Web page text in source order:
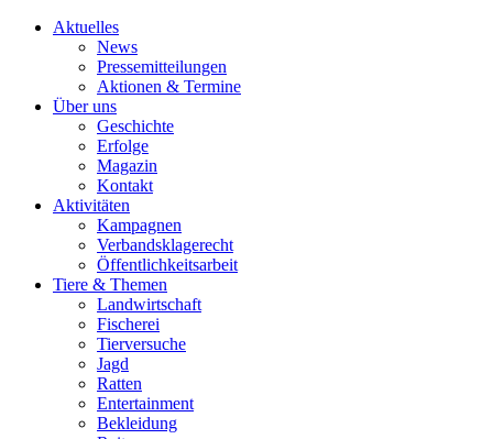
Aktuelles
News
Pressemitteilungen
Aktionen & Termine
Über uns
Geschichte
Erfolge
Magazin
Kontakt
Aktivitäten
Kampagnen
Verbandsklagerecht
Öffentlichkeitsarbeit
Tiere & Themen
Landwirtschaft
Fischerei
Tierversuche
Jagd
Ratten
Entertainment
Bekleidung